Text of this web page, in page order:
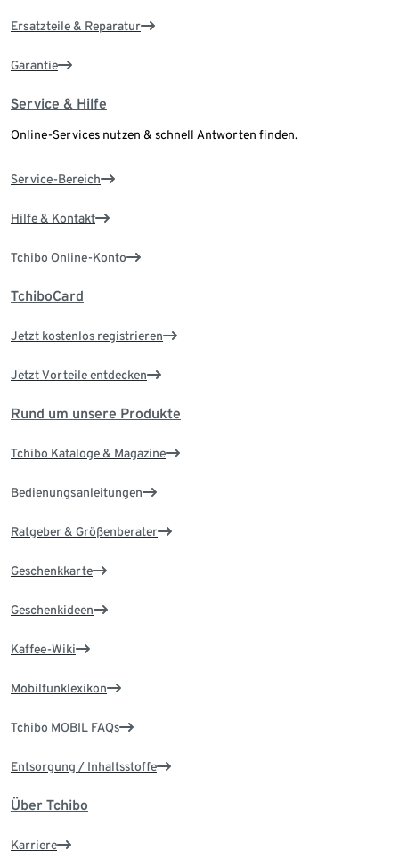
Ersatzteile & Reparatur
Garantie
Service & Hilfe
Online-Services nutzen & schnell Antworten finden.
Service-Bereich
Hilfe & Kontakt
Tchibo Online-Konto
TchiboCard
Jetzt kostenlos registrieren
Jetzt Vorteile entdecken
Rund um unsere Produkte
Tchibo Kataloge & Magazine
Bedienungsanleitungen
Ratgeber & Größenberater
Geschenkkarte
Geschenkideen
Kaffee-Wiki
Mobilfunklexikon
Tchibo MOBIL FAQs
Entsorgung / Inhaltsstoffe
Über Tchibo
Karriere